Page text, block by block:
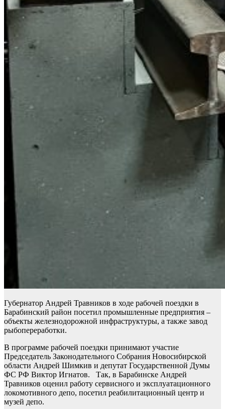
Губернатор Андрей Травников в ходе рабочей поездки в
Барабинский район посетил промышленные предприятия –
объекты железнодорожной инфраструктуры, а также завод
рыбопереработки.
В программе рабочей поездки принимают участие
Председатель Законодательного Собрания Новосибирской
области Андрей Шимкив и депутат Государственной Думы
ФС РФ Виктор Игнатов. Так, в Барабинске Андрей
Травников оценил работу сервисного и эксплуатационного
локомотивного депо, посетил реабилитационный центр и
музей депо.